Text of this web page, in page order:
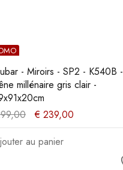
- Miroirs - SP2 - K540B -
millénaire gris clair -
€ 239,00
au panier